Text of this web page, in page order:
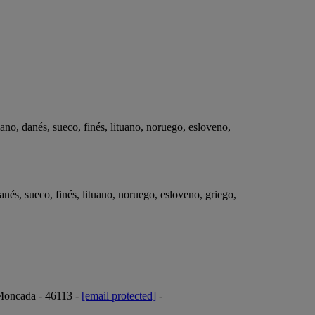
danés, sueco, finés, lituano, noruego, esloveno,
sueco, finés, lituano, noruego, esloveno, griego,
- 46113 - [email protected] -